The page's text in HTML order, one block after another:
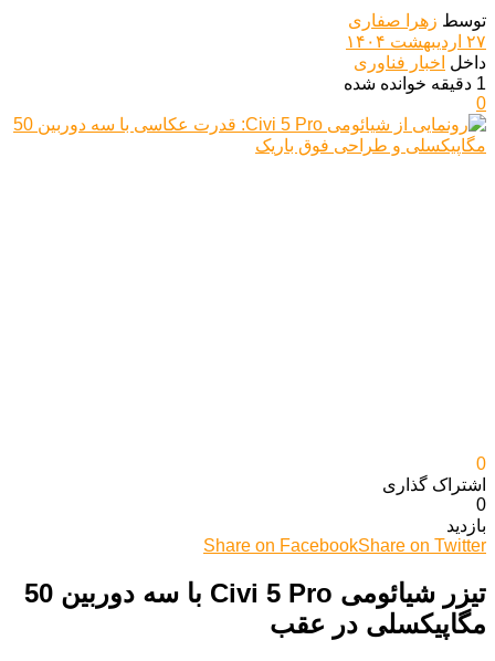
توسط زهرا صفاری
۲۷ اردیبهشت ۱۴۰۴
داخل اخبار فناوری
1 دقیقه خوانده شده
0
0
اشتراک گذاری‌
0
بازدید
Share on FacebookShare on Twitter
تیزر شیائومی Civi 5 Pro با سه دوربین 50
مگاپیکسلی در عقب